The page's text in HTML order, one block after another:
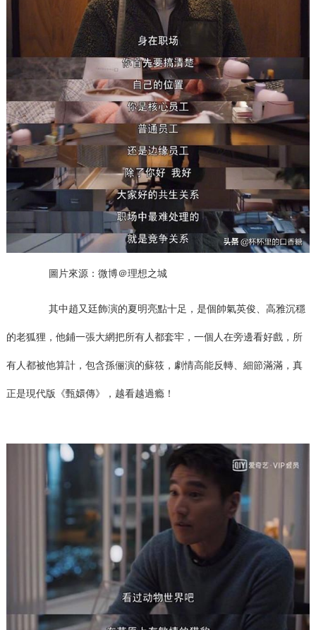
圖片來源：微博＠理想之城
其中趙又廷飾演的夏明亮點十足，是個帥氣英俊、高雅沉穩
的老狐狸，他鋪一張大網把所有人都套牢，一個人在旁邊看好戲，所
有人都被他算計，包含孫俪演的蘇筱，劇情高能反轉、細節滿滿，真
正是現代版《甄嬛傳》，越看越過瘾！